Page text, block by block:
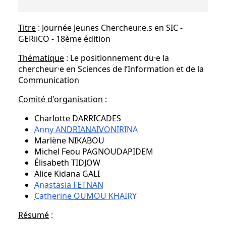
Titre : Journée Jeunes Chercheur.e.s en SIC -
GERiiCO - 18ème édition
Thématique : Le positionnement du·e la
chercheur·e en Sciences de l’Information et de la
Communication
Comité d'organisation :
Charlotte DARRICADES
Anny ANDRIANAIVONIRINA
Marlène NIKABOU
Michel Feou PAGNOUDAPIDEM
Élisabeth TIDJOW
Alice Kidana GALI
Anastasia FETNAN
Catherine OUMOU KHAIRY
Résumé :